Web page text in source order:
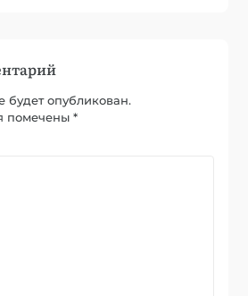
опубликован.
помечены*